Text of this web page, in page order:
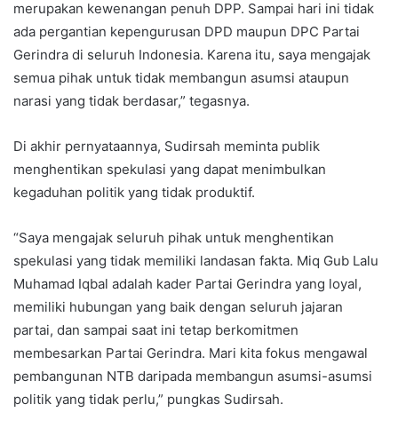
merupakan kewenangan penuh DPP. Sampai hari ini tidak
ada pergantian kepengurusan DPD maupun DPC Partai
Gerindra di seluruh Indonesia. Karena itu, saya mengajak
semua pihak untuk tidak membangun asumsi ataupun
narasi yang tidak berdasar,” tegasnya.
Di akhir pernyataannya, Sudirsah meminta publik
menghentikan spekulasi yang dapat menimbulkan
kegaduhan politik yang tidak produktif.
“Saya mengajak seluruh pihak untuk menghentikan
spekulasi yang tidak memiliki landasan fakta. Miq Gub Lalu
Muhamad Iqbal adalah kader Partai Gerindra yang loyal,
memiliki hubungan yang baik dengan seluruh jajaran
partai, dan sampai saat ini tetap berkomitmen
membesarkan Partai Gerindra. Mari kita fokus mengawal
pembangunan NTB daripada membangun asumsi-asumsi
politik yang tidak perlu,” pungkas Sudirsah.